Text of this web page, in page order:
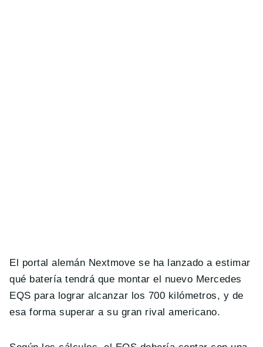
El portal alemán Nextmove se ha lanzado a estimar
qué batería tendrá que montar el nuevo Mercedes
EQS para lograr alcanzar los 700 kilómetros, y de
esa forma superar a su gran rival americano.